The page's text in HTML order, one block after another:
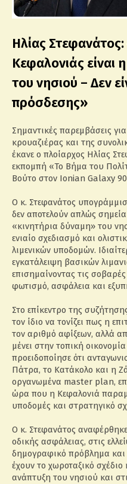
Ηλίας
Κεφαλονιάς είναι
του νησιού – Δεν
πρόσδεσης»
Σημαντικές παρεμβάσεις
κρουαζιέρας και της
έκανε ο πλοίαρχος Ηλίας
εκπομπή «Το Βήμα του
Βούτο στον Ionian Galaxy
Ο κ. Στεφανάτος
δεν αποτελούν απλώς
«κινητήρια δύναμη» του
ενιαίο σχεδιασμό και
λιμενικών υποδομών.
εγκατάλειψη βασικών
επισημαίνοντας τις
φωτισμό, ασφάλεια και
Στο επίκεντρο της
τον ίδιο να τονίζει πως η
τον αριθμό αφίξεων, αλλά
μένει στην τοπική
προειδοποίησε ότι
Πάτρα, το Κατάκολο και η
οργανωμένα master plan,
ώρα που η Κεφαλονιά
υποδομές και στρατηγικό
Ο κ. Στεφανάτος
οδικής ασφάλειας, στις
δημογραφικό πρόβλημα και
έχουν το χωροταξικό
ανάπτυξη του νησιού και